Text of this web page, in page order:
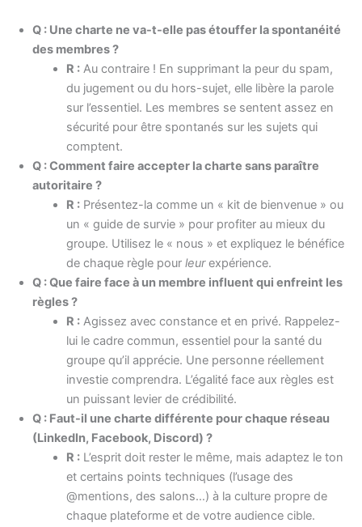
Q : Une charte ne va-t-elle pas étouffer la spontanéité
des membres ?
R :Au contraire ! En supprimant la peur du spam,
du jugement ou du hors-sujet, elle libère la parole
sur l’essentiel. Les membres se sentent assez en
sécurité pour être spontanés sur les sujets qui
comptent.
Q : Comment faire accepter la charte sans paraître
autoritaire ?
R :Présentez-la comme un « kit de bienvenue » ou
un « guide de survie » pour profiter au mieux du
groupe. Utilisez le « nous » et expliquez le bénéfice
de chaque règle pour leurexpérience.
Q : Que faire face à un membre influent qui enfreint les
règles ?
R :Agissez avec constance et en privé. Rappelez-
lui le cadre commun, essentiel pour la santé du
groupe qu’il apprécie. Une personne réellement
investie comprendra. L’égalité face aux règles est
un puissant levier de crédibilité.
Q : Faut-il une charte différente pour chaque réseau
(LinkedIn, Facebook, Discord) ?
R :L’esprit doit rester le même, mais adaptez le ton
et certains points techniques (l’usage des
@mentions, des salons…) à la culture propre de
chaque plateforme et de votre audience cible.